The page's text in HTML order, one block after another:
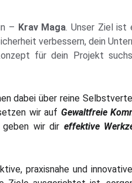
– Krav Maga. Unser Ziel ist
verbessern, dein
für dein Projekt
dabei über reine
wir auf Gewaltfreie
wir dir effektive
praxisnahe und